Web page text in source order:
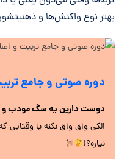
بهتر نوع واکنش‌ها و
دوره صوتی و جامع
دوست دارین یه سگ مودب و
الکی واق واق نکنه یا وقتایی
نیاره؟!